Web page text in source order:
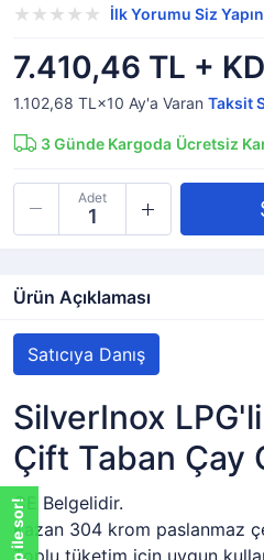
İlk Yorumu Siz Yapın
7.410,46 TL +
1.102,68 TL×10 Ay'a Varan Taksit
3Günde Kargoda Ücretsiz
Adet
Ürün Açıklaması
Satıcıya Danış
SilverInox
Çift Taban Çay
CE Belgelidir.
Kazan 304 krom paslanmaz
Toplu tüketim için uygun